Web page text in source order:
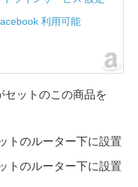
利用可能
セットのこの商品を
トのルーター下に設置
トのルーター下に設置